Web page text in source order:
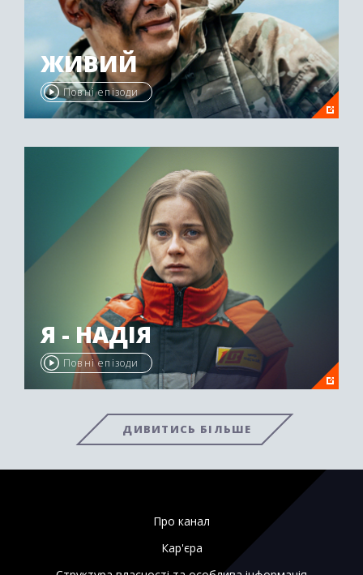
ЖИВИЙ
Повні епізоди
Я - НАДІЯ
Повні епізоди
ДИВИТИСЬ БІЛЬШЕ
Про канал
Кар'єра